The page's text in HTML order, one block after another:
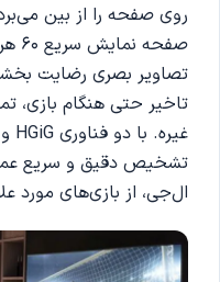
روی صفحه را از بین
تصاویر بصری رضایت بخشی
تاخیر حتی هنگام بازی،
ال‌جی، از بازی‌های مورد